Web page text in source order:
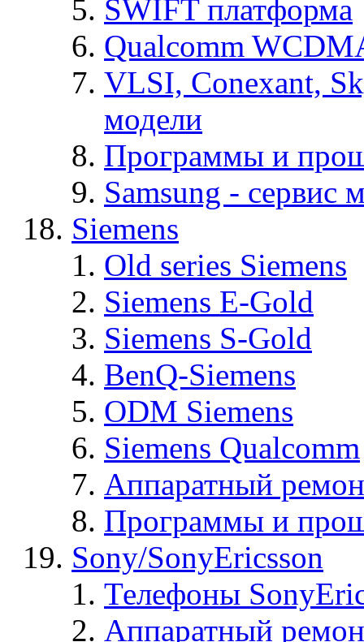
SWIFT платформа
Qualcomm
VLSI, Conexant,
модели
Программы и
Samsung - cервис
Siemens
Old series Siemens
Siemens E-Gold
Siemens S-Gold
BenQ-Siemens
ODM Siemens
Siemens Qualcomm
Аппаратный
Программы и
Sony/SonyEricsson
Телефоны
Аппаратный